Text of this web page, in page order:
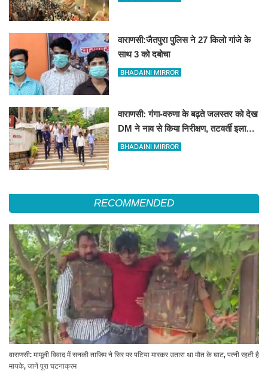
वाराणसी:जैतपुरा पुलिस ने 27 किलो गांजे के
साथ 3 को दबोचा
BHADAINI MIRROR
वाराणसी: गंगा-वरुणा के बढ़ते जलस्तर को देख
DM ने नाव से किया निरीक्षण, तटवर्ती इलाकों
के लिए अलर्ट जारी
BHADAINI MIRROR
RECOMMENDED
वाराणसी: मामूली विवाद में सनकी ताजिम ने सिर पर पटिया मारकर उतारा था मौत के घाट, पत्नी रहती है
मायके, जानें पूरा घटनाक्रम